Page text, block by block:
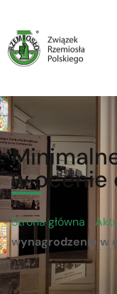
w ocenie
Strona główna /
wynagrodzenie w